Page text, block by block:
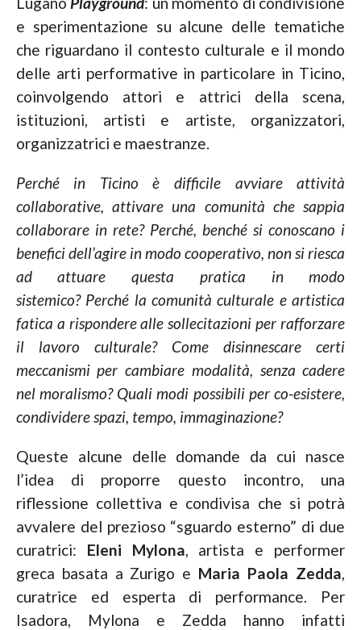
e sperimentazione su alcune delle tematiche
che riguardano il contesto culturale e il mondo
delle arti performative in particolare in Ticino,
coinvolgendo attori e attrici della scena,
istituzioni, artisti e artiste, organizzatori,
organizzatrici e maestranze.
Perché in Ticino è difficile avviare attività
collaborative, attivare una comunità che sappia
collaborare in rete? Perché, benché si conoscano i
benefici dell’agire in modo cooperativo, non si riesca
ad attuare questa pratica in modo
sistemico? Perché la comunità culturale e artistica
fatica a rispondere alle sollecitazioni per rafforzare
il lavoro culturale? Come disinnescare certi
meccanismi per cambiare modalità, senza cadere
nel moralismo? Quali modi possibili per co-esistere,
condividere spazi, tempo, immaginazione?
Queste alcune delle domande da cui nasce
l’idea di proporre questo incontro, una
riflessione collettiva e condivisa che si potrà
avvalere del prezioso “sguardo esterno” di due
curatrici: Eleni Mylona, artista e performer
greca basata a Zurigo e Maria Paola Zedda,
curatrice ed esperta di performance. Per
Isadora, Mylona e Zedda hanno infatti